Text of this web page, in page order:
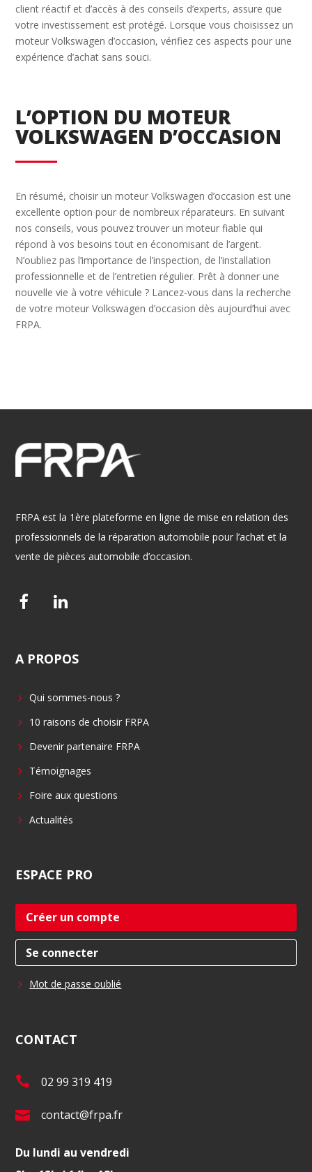
client réactif et d’accès à des conseils d’experts, assure que
votre investissement est protégé. Lorsque vous choisissez un
moteur Volkswagen d’occasion, vérifiez ces aspects pour une
expérience d’achat sans souci.
L’OPTION DU MOTEUR
VOLKSWAGEN D’OCCASION
En résumé, choisir un moteur Volkswagen d’occasion est une
excellente option pour de nombreux réparateurs. En suivant
nos conseils, vous pouvez trouver un moteur fiable qui
répond à vos besoins tout en économisant de l’argent.
N’oubliez pas l’importance de l’inspection, de l’installation
professionnelle et de l’entretien régulier. Prêt à donner une
nouvelle vie à votre véhicule ? Lancez-vous dans la recherche
de votre moteur Volkswagen d’occasion dès aujourd’hui avec
FRPA.
FRPA est la 1ère plateforme en ligne de mise en relation des
professionnels de la réparation automobile pour l’achat et la
vente de pièces automobile d’occasion.
F
e
o
o
L
k
d
i
A PROPOS
Qui sommes-nous ?
10 raisons de choisir FRPA
Devenir partenaire FRPA
Témoignages
Foire aux questions
Actualités
ESPACE PRO
Créer un compte
Se connecter
Mot de passe oublié
CONTACT
T
l
.
:
02 99 319 419
E
m
contact@frpa.fr
Du lundi au vendredi